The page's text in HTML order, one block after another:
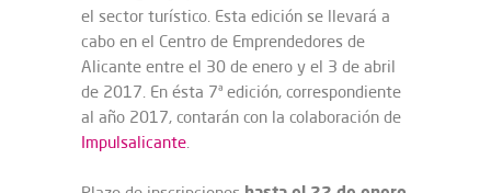
el sector turístico. Esta edición se llevará a
cabo en el Centro de Emprendedores de
Alicante entre el 30 de enero y el 3 de abril
de 2017. En ésta 7ª edición, correspondiente
al año 2017, contarán con la colaboración de
Impulsalicante.